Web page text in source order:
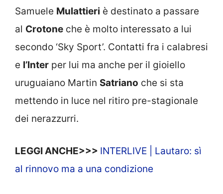
Samuele Mulattieri è destinato a passare
al Crotone che è molto interessato a lui
secondo ‘Sky Sport’. Contatti fra i calabresi
e l’Inter per lui ma anche per il gioiello
uruguaiano Martin Satriano che si sta
mettendo in luce nel ritiro pre-stagionale
dei nerazzurri.
LEGGI ANCHE>>> INTERLIVE | Lautaro: sì
al rinnovo ma a una condizione